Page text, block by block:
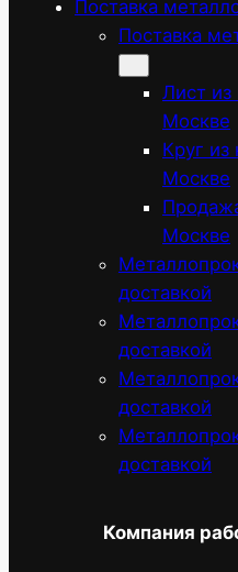
Поставка
Поставка
Лист
Москве
Круг
Москве
Москве
доставкой
доставкой
доставкой
доставкой
Компания